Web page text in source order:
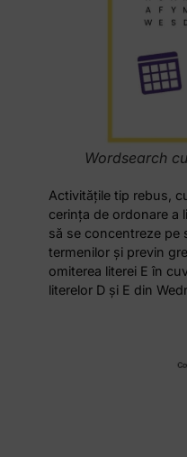
Wordsearch
Activitățile tip rebus,
cerința de ordonare a
să se concentreze pe
termenilor și previn
omiterea literei E în
literelor D și E din